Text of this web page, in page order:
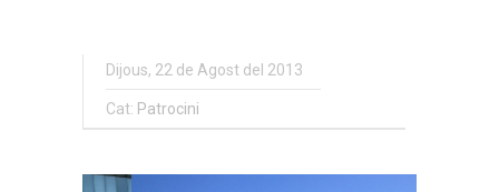
Dijous, 22 de Agost del 2013
Cat: Patrocini